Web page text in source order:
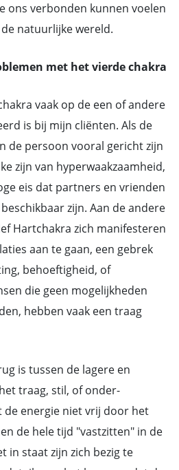
ons verbonden kunnen voelen
natuurlijke wereld.
met het vierde chakra
vaak op de een of andere
is bij mijn cliënten. Als de
de persoon vooral gericht zijn
zijn van hyperwaakzaamheid,
eis dat partners en vrienden
zijn. Aan de andere
Hartchakra zich manifesteren
aan te gaan, een gebrek
behoeftigheid, of
die geen mogelijkheden
hebben vaak een traag
is tussen de lagere en
traag, stil, of onder-
energie niet vrij door het
de hele tijd "vastzitten" in de
in staat zijn zich bezig te